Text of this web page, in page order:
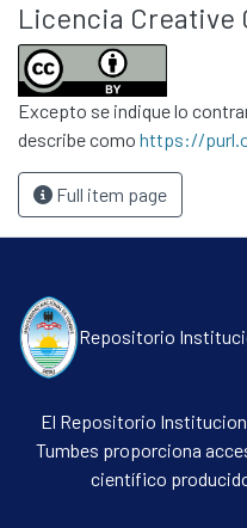
Contacto
Políticas
Licencia Creative
Excepto se indique lo
describe como https://
Full item page
Repositorio
El Repositorio
Tumbes proporciona
científico